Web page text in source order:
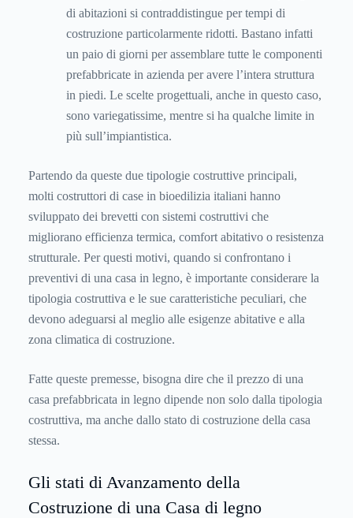
di abitazioni si contraddistingue per tempi di
costruzione particolarmente ridotti. Bastano infatti
un paio di giorni per assemblare tutte le componenti
prefabbricate in azienda per avere l’intera struttura
in piedi. Le scelte progettuali, anche in questo caso,
sono variegatissime, mentre si ha qualche limite in
più sull’impiantistica.
Partendo da queste due tipologie costruttive principali,
molti costruttori di case in bioedilizia italiani hanno
sviluppato dei brevetti con sistemi costruttivi che
migliorano efficienza termica, comfort abitativo o resistenza
strutturale. Per questi motivi, quando si confrontano i
preventivi di una casa in legno, è importante considerare la
tipologia costruttiva e le sue caratteristiche peculiari, che
devono adeguarsi al meglio alle esigenze abitative e alla
zona climatica di costruzione.
Fatte queste premesse, bisogna dire che il prezzo di una
casa prefabbricata in legno dipende non solo dalla tipologia
costruttiva, ma anche dallo stato di costruzione della casa
stessa.
Gli stati di Avanzamento della
Costruzione di una Casa di legno